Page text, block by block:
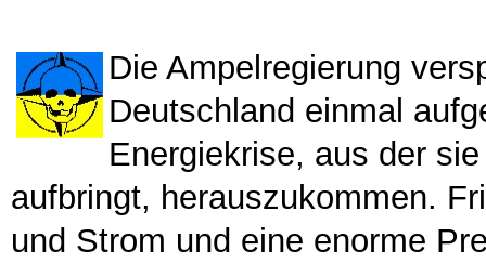
Die Ampelregierung
Deutschland einmal
Energiekrise, aus der
aufbringt, herauszukommen.
und Strom und eine enorme